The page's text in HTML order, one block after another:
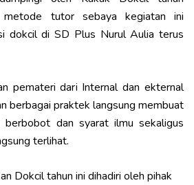
metode tutor sebaya kegiatan ini
dokcil di SD Plus Nurul Aulia terus
pemateri dari Internal dan ekternal
berbagai praktek langsung membuat
dan syarat ilmu sekaligus
terlihat.
Dokcil tahun ini dihadiri oleh pihak